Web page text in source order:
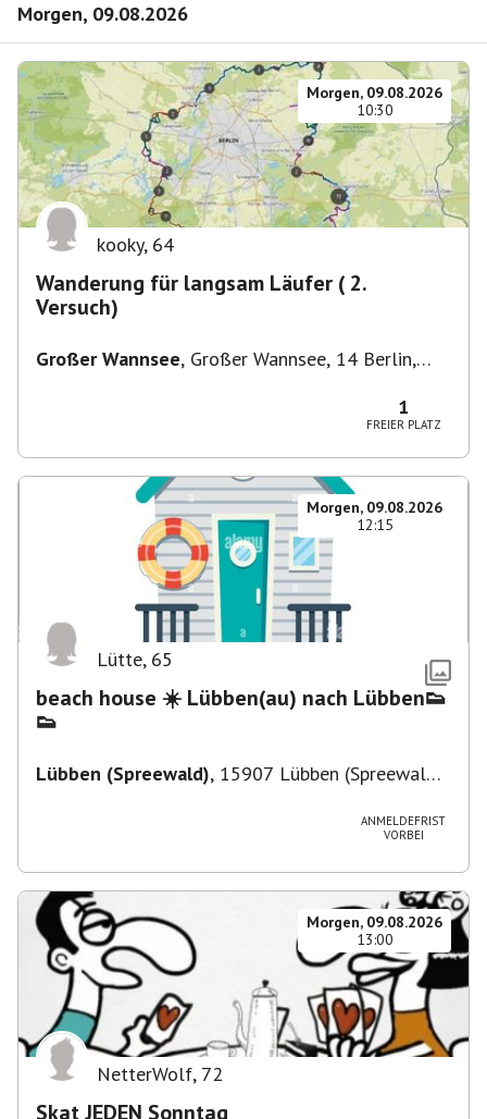
Morgen, 09.08.2026
Morgen, 09.08.2026
10:30
kooky, 64
Wanderung für langsam Läufer ( 2.
Versuch)
Großer Wannsee, Großer Wannsee, 14 Berlin,
1
FREIER PLATZ
Morgen, 09.08.2026
12:15
Lütte, 65
beach house ☀️ Lübben(au) nach Lübben👟
👟
Lübben (Spreewald), 15907 Lübben (Spreewald),
ANMELDEFRIST
VORBEI
Morgen, 09.08.2026
13:00
NetterWolf, 72
Skat JEDEN Sonntag